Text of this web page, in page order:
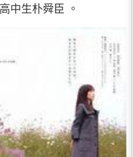
中生朴舜臣 。